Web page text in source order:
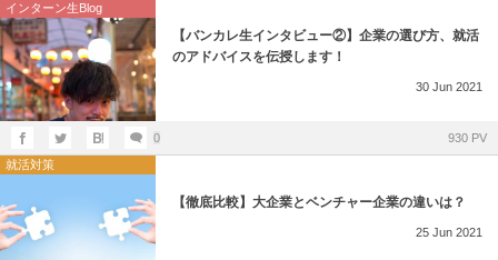
インターン生Blog
【バンカレ生インタビュー②】企業の選び方、就活
のアドバイスを伝授します！
30 Jun 2021
0
930 PV
就活対策
【徹底比較】大企業とベンチャー企業の違いは？
25 Jun 2021